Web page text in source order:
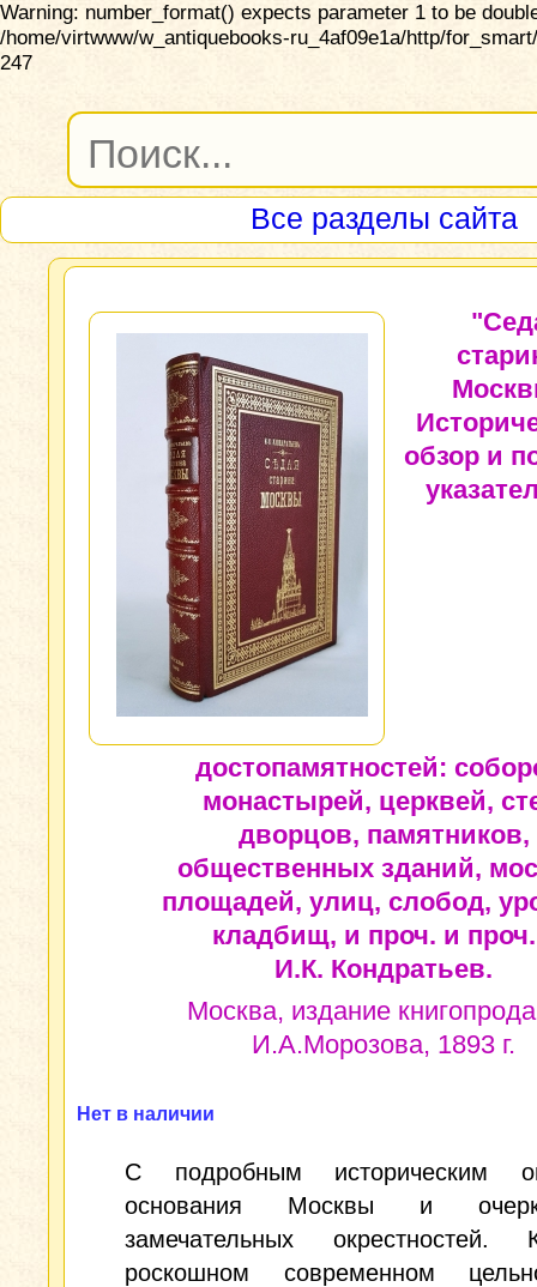
Warning: number_format() expects parameter 1 to be
/home/virtwww/w_antiquebooks-ru_4af09e1a/http/
247
Все разделы сайта
обзор и
достопамятностей:
монастырей, церквей,
дворцов, памятников,
общественных зданий,
площадей, улиц, слобод,
кладбищ, и проч. и
И.К. Кондратьев.
Москва, издание
И.А.Морозова, 1893 г.
Нет в наличии
С подробным историческим
основания Москвы и
замечательных
роскошном современном